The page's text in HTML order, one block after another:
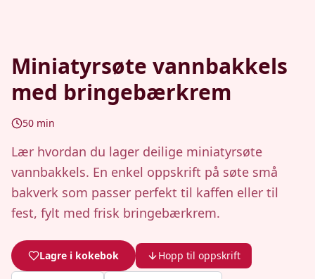
Miniatyrsøte vannbakkels
med bringebærkrem
50 min
Lær hvordan du lager deilige miniatyrsøte
vannbakkels. En enkel oppskrift på søte små
bakverk som passer perfekt til kaffen eller til
fest, fylt med frisk bringebærkrem.
Lagre i kokebok Hopp til oppskrift